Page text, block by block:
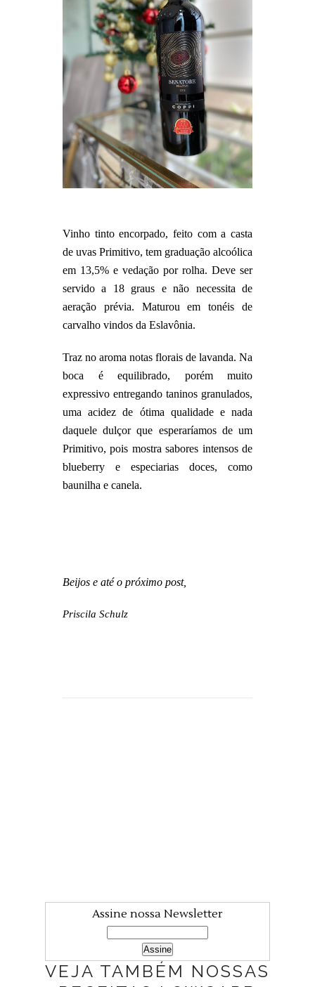
Vinho tinto encorpado, feito com a casta
de uvas Primitivo, tem graduação alcoólica
em 13,5% e vedação por rolha. Deve ser
servido a 18 graus e não necessita de
aeração prévia. Maturou em tonéis de
carvalho vindos da Eslavônia.
Traz no aroma notas florais de lavanda. Na
boca é equilibrado, porém muito
expressivo entregando taninos granulados,
uma acidez de ótima qualidade e nada
daquele dulçor que esperaríamos de um
Primitivo, pois mostra sabores intensos de
blueberry e especiarias doces, como
baunilha e canela.
Beijos e até o próximo post,
Priscila Schulz
Assine nossa Newsletter
VEJA TAMBÉM NOSSAS